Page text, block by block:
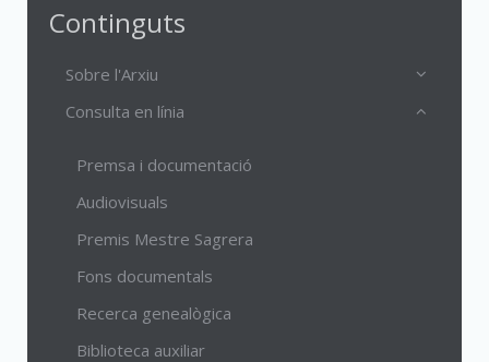
Continguts
Sobre l'Arxiu
Consulta en línia
Premsa i documentació
Audiovisuals
Premis Mestre Sagrera
Fons documentals
Recerca genealògica
Biblioteca auxiliar